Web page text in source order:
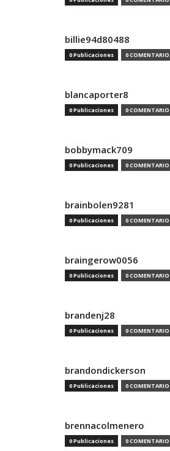
billie94d80488
0 Publicaciones 0
blancaporter8
0 Publicaciones 0
bobbymack709
0 Publicaciones 0
brainbolen9281
0 Publicaciones 0
braingerow0056
0 Publicaciones 0
brandenj28
0 Publicaciones 0
brandondickerson
0 Publicaciones 0
brennacolmenero
0 Publicaciones 0